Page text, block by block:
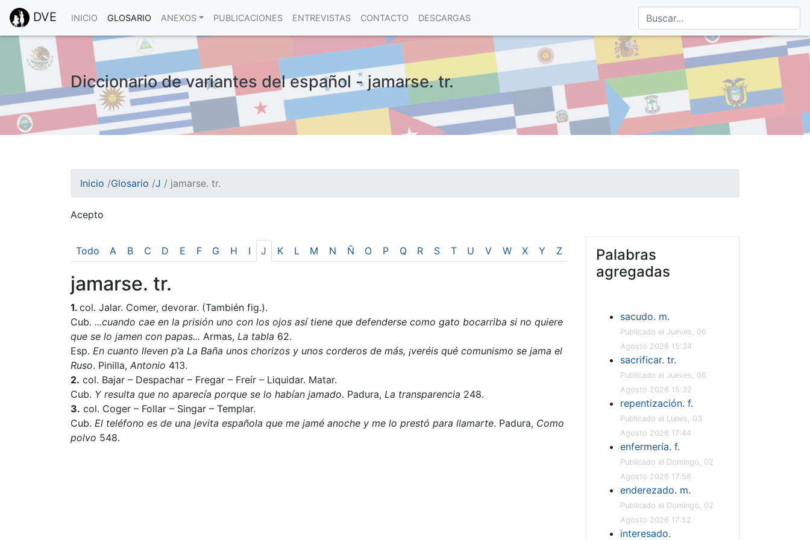
DVE INICIO GLOSARIO ANEXOS PUBLICACIONES ENTREVISTAS CONTACTO DESCARGAS
Diccionario de variantes del español - jamarse. tr.
Inicio /Glosario /J / jamarse. tr.
Acepto
Esto nos ayuda a recolectar estadísticas de las visitas.
Todo A B C D E F G H I J K L M N Ñ O P Q R S T U V W X Y Z
jamarse. tr.
1. col. Jalar. Comer, devorar. (También fig.).
Cub. ...cuando cae en la prisión uno con los ojos así tiene que defenderse como gato bocarriba si no quiere
que se lo jamen con papas... Armas, La tabla 62.
Esp. En cuanto lleven p’a La Baña unos chorizos y unos corderos de más, ¡veréis qué comunismo se jama el
Ruso. Pinilla, Antonio 413.
2. col. Bajar – Despachar – Fregar – Freír – Liquidar. Matar.
Cub. Y resulta que no aparecía porque se lo habían jamado. Padura, La transparencia 248.
3. col. Coger – Follar – Singar – Templar.
Cub. El teléfono es de una jevita española que me jamé anoche y me lo prestó para llamarte. Padura, Como
polvo 548.
Palabras
agregadas
sacudo. m.
Publicado el Jueves, 06
Agosto 2026 15:34
sacrificar. tr.
Publicado el Jueves, 06
Agosto 2026 15:32
repentización. f.
Publicado el Lunes, 03
Agosto 2026 17:44
enfermería. f.
Publicado el Domingo, 02
Agosto 2026 17:58
enderezado. m.
Publicado el Domingo, 02
Agosto 2026 17:52
interesado.